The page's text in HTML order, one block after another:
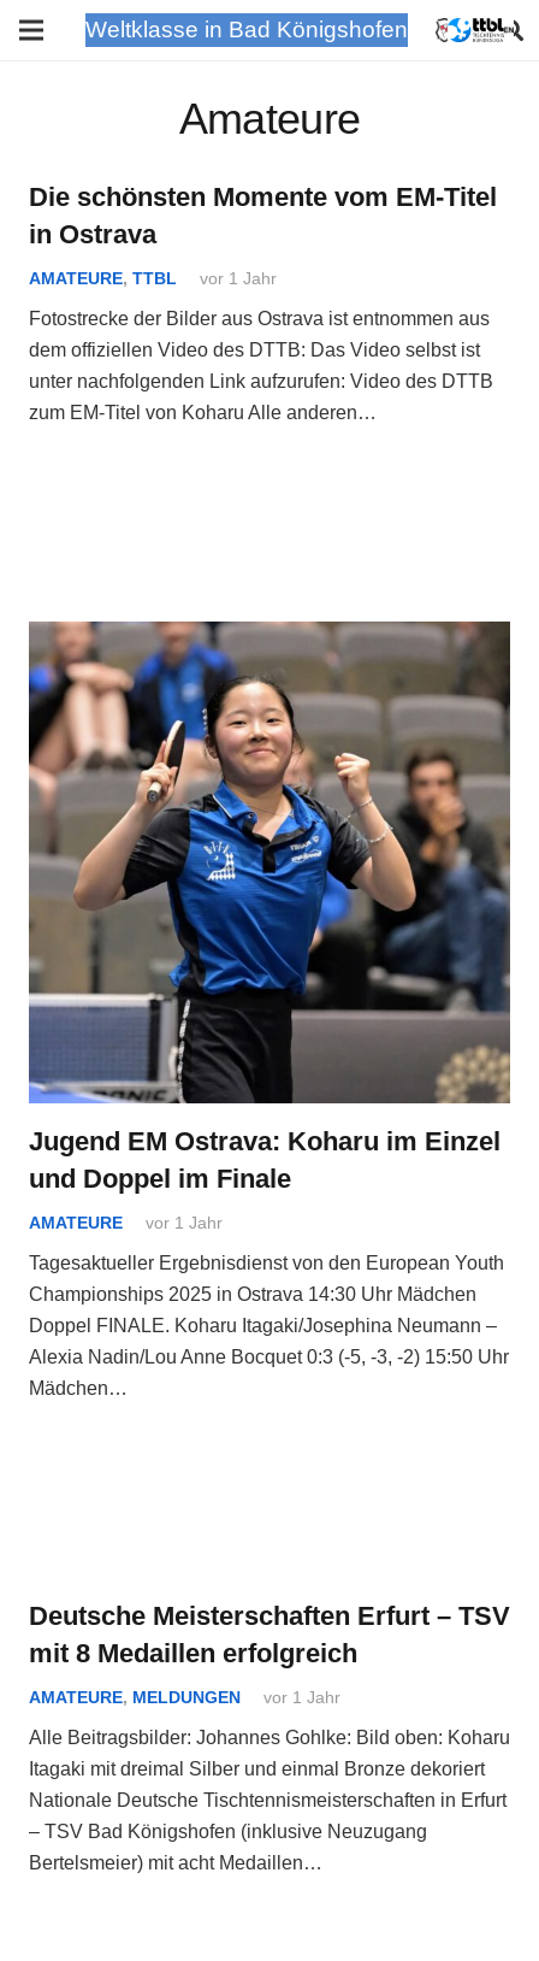
Weltklasse in Bad Königshofen
Amateure
Die schönsten Momente vom EM-Titel
in Ostrava
AMATEURE, TTBL vor 1 Jahr
Fotostrecke der Bilder aus Ostrava ist entnommen aus
dem offiziellen Video des DTTB: Das Video selbst ist
unter nachfolgenden Link aufzurufen: Video des DTTB
zum EM-Titel von Koharu Alle anderen…
Jugend EM Ostrava: Koharu im Einzel
und Doppel im Finale
AMATEURE vor 1 Jahr
Tagesaktueller Ergebnisdienst von den European Youth
Championships 2025 in Ostrava 14:30 Uhr Mädchen
Doppel FINALE. Koharu Itagaki/Josephina Neumann –
Alexia Nadin/Lou Anne Bocquet 0:3 (-5, -3, -2) 15:50 Uhr
Mädchen…
Deutsche Meisterschaften Erfurt – TSV
mit 8 Medaillen erfolgreich
AMATEURE, MELDUNGEN vor 1 Jahr
Alle Beitragsbilder: Johannes Gohlke: Bild oben: Koharu
Itagaki mit dreimal Silber und einmal Bronze dekoriert
Nationale Deutsche Tischtennismeisterschaften in Erfurt
– TSV Bad Königshofen (inklusive Neuzugang
Bertelsmeier) mit acht Medaillen…